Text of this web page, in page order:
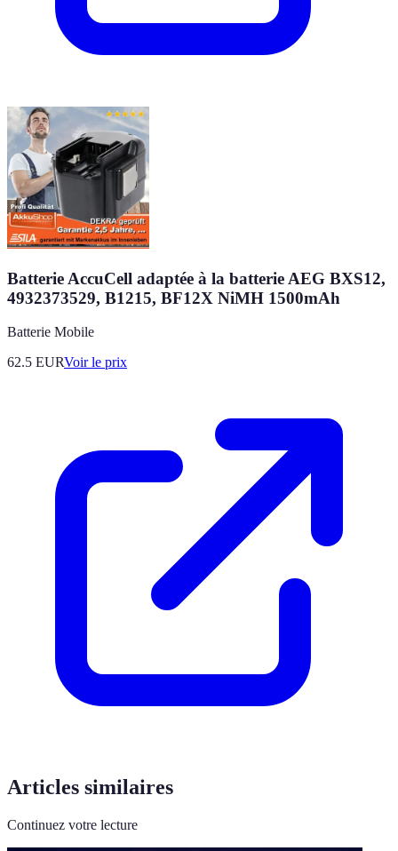
Batterie AccuCell adaptée à la batterie AEG BXS12,
4932373529, B1215, BF12X NiMH 1500mAh
Batterie Mobile
62.5 EURVoir le prix
Articles similaires
Continuez votre lecture